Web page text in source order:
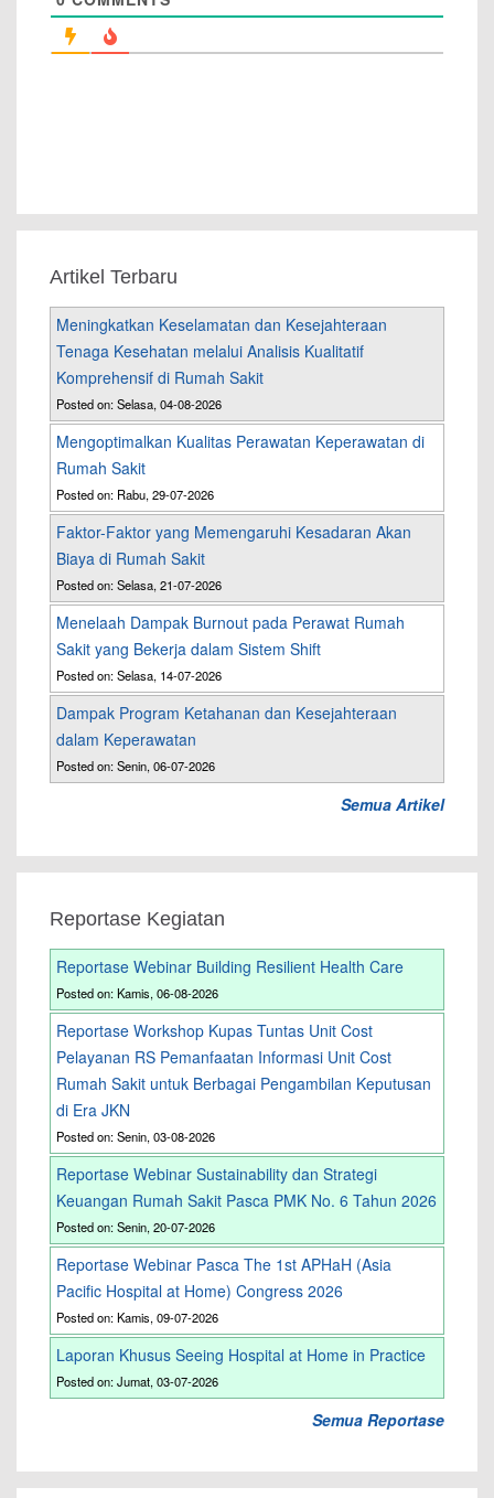
Artikel Terbaru
Meningkatkan Keselamatan dan Kesejahteraan
Tenaga Kesehatan melalui Analisis Kualitatif
Komprehensif di Rumah Sakit
Posted on: Selasa, 04-08-2026
Mengoptimalkan Kualitas Perawatan Keperawatan di
Rumah Sakit
Posted on: Rabu, 29-07-2026
Faktor-Faktor yang Memengaruhi Kesadaran Akan
Biaya di Rumah Sakit
Posted on: Selasa, 21-07-2026
Menelaah Dampak Burnout pada Perawat Rumah
Sakit yang Bekerja dalam Sistem Shift
Posted on: Selasa, 14-07-2026
Dampak Program Ketahanan dan Kesejahteraan
dalam Keperawatan
Posted on: Senin, 06-07-2026
Semua Artikel
Reportase Kegiatan
Reportase Webinar Building Resilient Health Care
Posted on: Kamis, 06-08-2026
Reportase Workshop Kupas Tuntas Unit Cost
Pelayanan RS Pemanfaatan Informasi Unit Cost
Rumah Sakit untuk Berbagai Pengambilan Keputusan
di Era JKN
Posted on: Senin, 03-08-2026
Reportase Webinar Sustainability dan Strategi
Keuangan Rumah Sakit Pasca PMK No. 6 Tahun 2026
Posted on: Senin, 20-07-2026
Reportase Webinar Pasca The 1st APHaH (Asia
Pacific Hospital at Home) Congress 2026
Posted on: Kamis, 09-07-2026
Laporan Khusus Seeing Hospital at Home in Practice
Posted on: Jumat, 03-07-2026
Semua Reportase